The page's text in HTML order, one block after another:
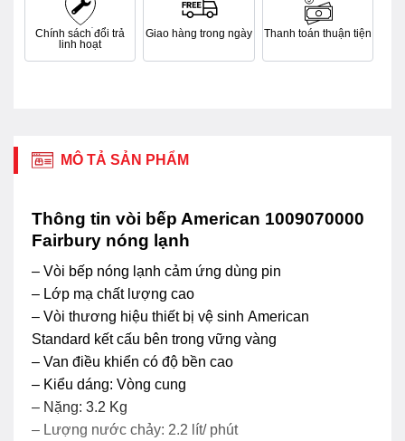
Chính sách đổi trả
linh hoạt
Giao hàng trong ngày Thanh toán thuận tiện
MÔ TẢ SẢN PHẨM
Thông tin vòi bếp American 1009070000
Fairbury nóng lạnh
– Vòi bếp nóng lạnh cảm ứng dùng pin
– Lớp mạ chất lượng cao
– Vòi thương hiệu thiết bị vệ sinh American
Standard kết cấu bên trong vững vàng
– Van điều khiển có độ bền cao
– Kiểu dáng: Vòng cung
– Nặng: 3.2 Kg
– Lượng nước chảy: 2.2 lít/ phút